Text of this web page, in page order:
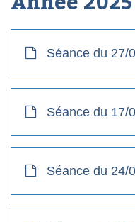
Séance du 27/
Séance du 17/
Séance du 24/